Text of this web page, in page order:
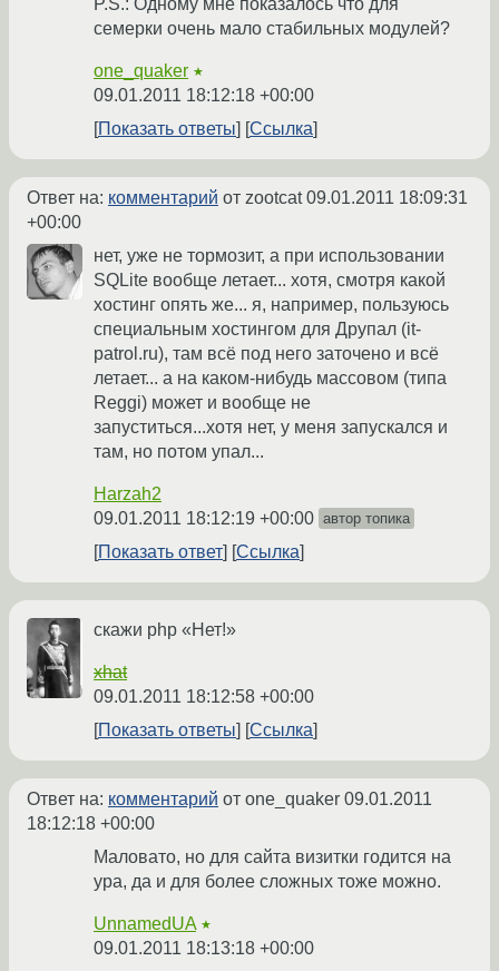
P.S.: Одному мне показалось что для
семерки очень мало стабильных модулей?
one_quaker ★
09.01.2011 18:12:18 +00:00
Показать ответы
Ссылка
Ответ на: комментарий от zootcat09.01.2011 18:09:31
+00:00
нет, уже не тормозит, а при использовании
SQLite вообще летает... хотя, смотря какой
хостинг опять же... я, например, пользуюсь
специальным хостингом для Друпал (it-
patrol.ru), там всё под него заточено и всё
летает... а на каком-нибудь массовом (типа
Reggi) может и вообще не
запуститься...хотя нет, у меня запускался и
там, но потом упал...
Harzah2
09.01.2011 18:12:19 +00:00 автор топика
Показать ответ Ссылка
скажи php «Нет!»
xhat
09.01.2011 18:12:58 +00:00
Показать ответы
Ссылка
Ответ на: комментарий от one_quaker 09.01.2011
18:12:18 +00:00
Маловато, но для сайта визитки годится на
ура, да и для более сложных тоже можно.
UnnamedUA ★
09.01.2011 18:13:18 +00:00